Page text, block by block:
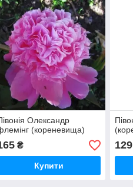
Олександр
(кореневища)
₴
Купити
129